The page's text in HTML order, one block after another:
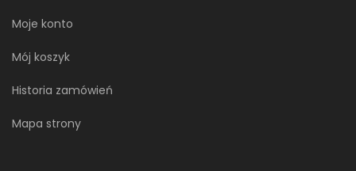
Moje konto
Mój koszyk
Historia zamówień
Mapa strony